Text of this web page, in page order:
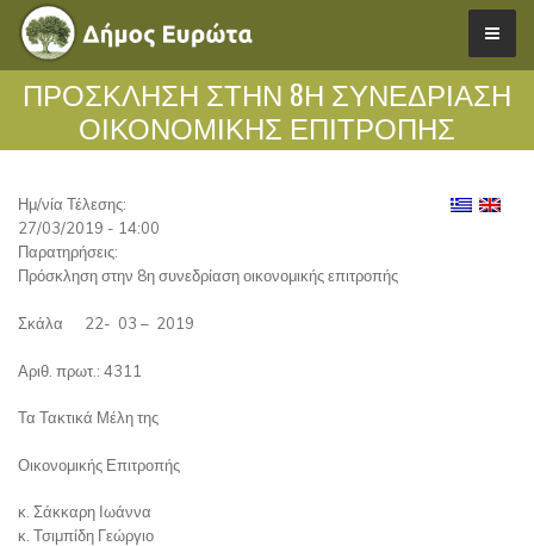
ΠΡΌΣΚΛΗΣΗ ΣΤΗΝ 8Η ΣΥΝΕΔΡΊΑΣΗ
ΟΙΚΟΝΟΜΙΚΉΣ ΕΠΙΤΡΟΠΉΣ
Ημ/νία Τέλεσης:
27/03/2019 - 14:00
Παρατηρήσεις:
Πρόσκληση στην 8η συνεδρίαση οικονομικής επιτροπής
Σκάλα 22- 03 – 2019
Αριθ. πρωτ.: 4311
Τα Τακτικά Μέλη της
Οικονομικής Επιτροπής
κ. Σάκκαρη Ιωάννα
κ. Τσιμπίδη Γεώργιο